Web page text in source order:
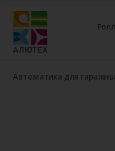
Автоматика для